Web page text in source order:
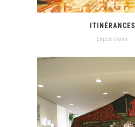
ITINÉRANCES
Expositions